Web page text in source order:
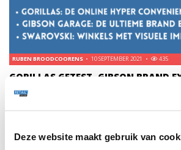
Deze website maakt gebruik van
GORILLAS GETEST, GIBSON BRAND
& MORE.
RUBEN BROODCOORENS 10 SEPTEMBER 2021 435
Gorillas, de online hyper conviene
leveren binnen de 10 minuten. Wij doen